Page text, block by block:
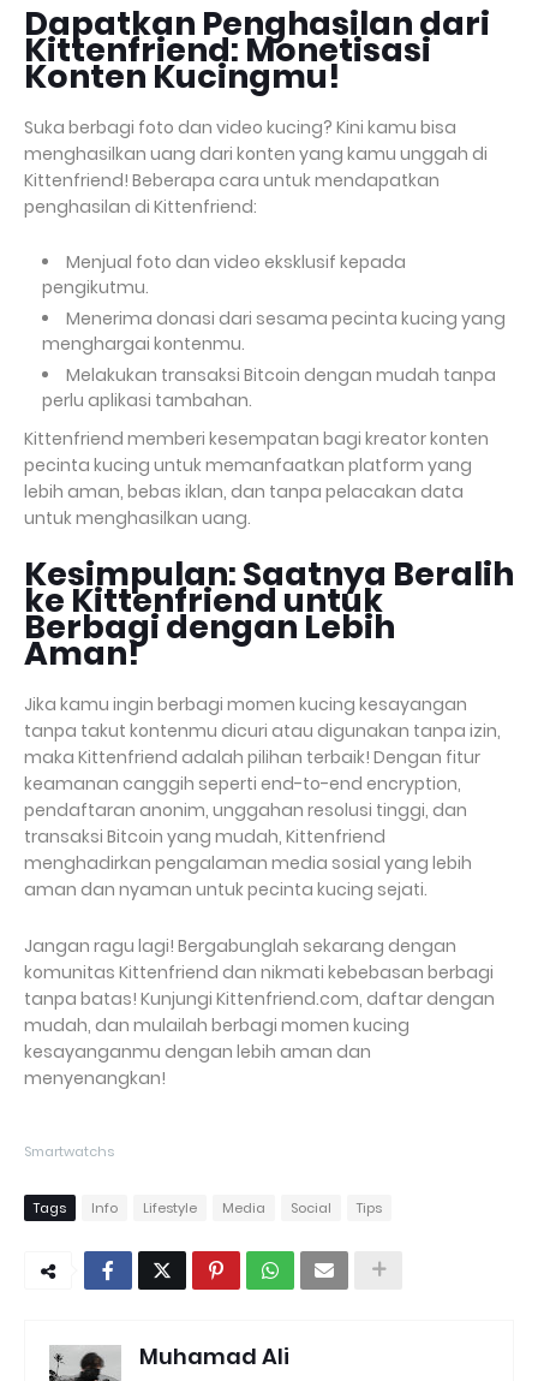
Dapatkan Penghasilan dari
Kittenfriend: Monetisasi
Konten Kucingmu!
Suka berbagi foto dan video kucing? Kini kamu bisa
menghasilkan uang dari konten yang kamu unggah di
Kittenfriend! Beberapa cara untuk mendapatkan
penghasilan di Kittenfriend:
Menjual foto dan video eksklusif kepada
pengikutmu.
Menerima donasi dari sesama pecinta kucing yang
menghargai kontenmu.
Melakukan transaksi Bitcoin dengan mudah tanpa
perlu aplikasi tambahan.
Kittenfriend memberi kesempatan bagi kreator konten
pecinta kucing untuk memanfaatkan platform yang
lebih aman, bebas iklan, dan tanpa pelacakan data
untuk menghasilkan uang.
Kesimpulan: Saatnya Beralih
ke Kittenfriend untuk
Berbagi dengan Lebih
Aman!
Jika kamu ingin berbagi momen kucing kesayangan
tanpa takut kontenmu dicuri atau digunakan tanpa izin,
maka Kittenfriend adalah pilihan terbaik! Dengan fitur
keamanan canggih seperti end-to-end encryption,
pendaftaran anonim, unggahan resolusi tinggi, dan
transaksi Bitcoin yang mudah, Kittenfriend
menghadirkan pengalaman media sosial yang lebih
aman dan nyaman untuk pecinta kucing sejati.
Jangan ragu lagi! Bergabunglah sekarang dengan
komunitas Kittenfriend dan nikmati kebebasan berbagi
tanpa batas! Kunjungi Kittenfriend.com, daftar dengan
mudah, dan mulailah berbagi momen kucing
kesayanganmu dengan lebih aman dan
menyenangkan!
Smartwatchs
Tags Info Lifestyle Media Social Tips
Muhamad Ali